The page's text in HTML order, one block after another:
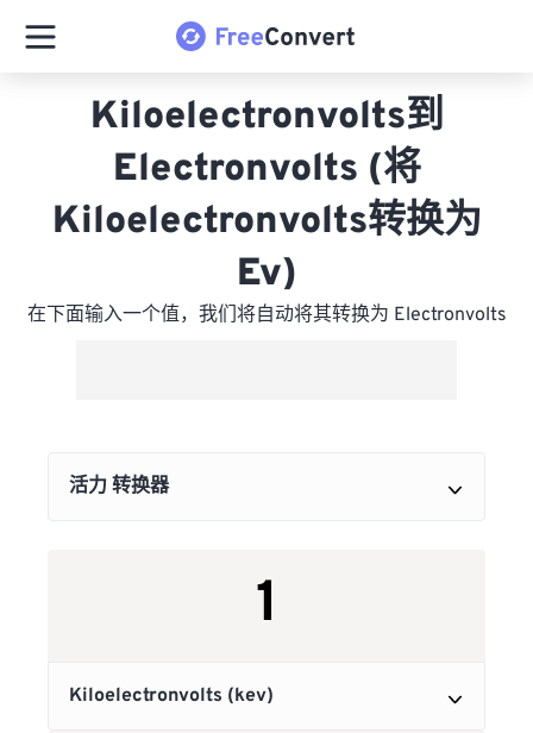
Kiloelectronvolts到
Electronvolts (将
Kiloelectronvolts转换为
Ev)
在下面输入一个值，我们将自动将其转换为 Electronvolts